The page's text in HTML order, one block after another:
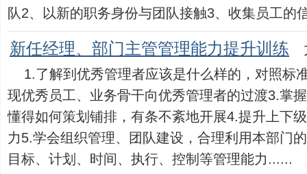
队2、以新的职务身份与团队接触3、收集员工的
新任经理、部门主管管理能力提升训练
1.了解到优秀管理者应该是什么样的，对照标
现优秀员工、业务骨干向优秀管理者的过渡3.掌
懂得如何策划铺排，有条不紊地开展4.提升上下
力5.学会组织管理、团队建设，合理利用本部门
目标、计划、时间、执行、控制等管理能力......